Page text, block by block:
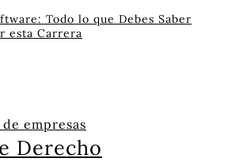
Todo lo que Debes Saber
esta Carrera
empresas
Derecho